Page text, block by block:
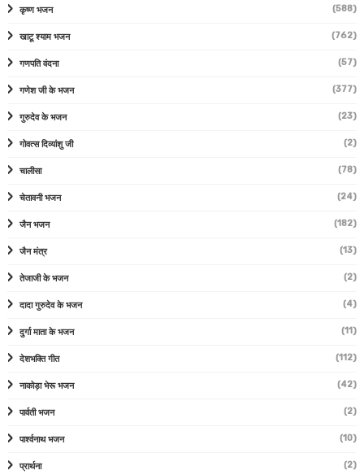
कृष्ण भजन (588)
खाटू श्याम भजन (762)
गणपति वंदना (57)
गणेश जी के भजन (377)
गुरुदेव के भजन (23)
गोवत्स दिव्यांशु जी (2)
चालीसा (78)
चेतावनी भजन (24)
जैन भजन (182)
जैन मंत्र (13)
तेजाजी के भजन (2)
दादा गुरुदेव के भजन (4)
दुर्गा माता के भजन (11)
देशभक्ति गीत (112)
नाकोड़ा भेरू भजन (42)
पार्वती भजन (2)
पार्श्वनाथ भजन (10)
प्रार्थना (2)